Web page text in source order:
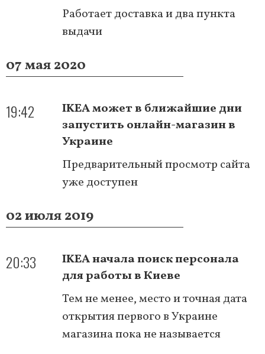
Работает доставка и два пункта
выдачи
07 мая 2020
19:42
IKEA может в ближайшие дни
запустить онлайн-магазин в
Украине
Предварительный просмотр сайта
уже доступен
02 июля 2019
20:33
IKEA начала поиск персонала
для работы в Киеве
Тем не менее, место и точная дата
открытия первого в Украине
магазина пока не называется